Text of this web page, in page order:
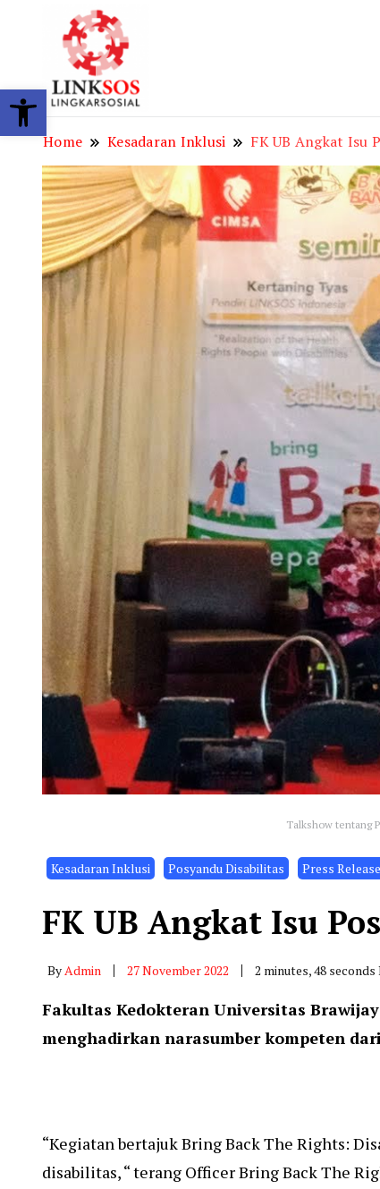
Open toolbar
Home Kesadaran Inklusi FK UB Angkat Isu
Talkshow tentang
Kesadaran Inklusi Posyandu Disabilitas Press Release
FK UB Angkat Isu
ByAdmin 27 November 2022 2 minutes, 48 seconds
Fakultas Kedokteran Universitas
menghadirkan narasumber kompeten
“Kegiatan bertajuk Bring Back The Rights:
disabilitas, “ terang Officer Bring Back The